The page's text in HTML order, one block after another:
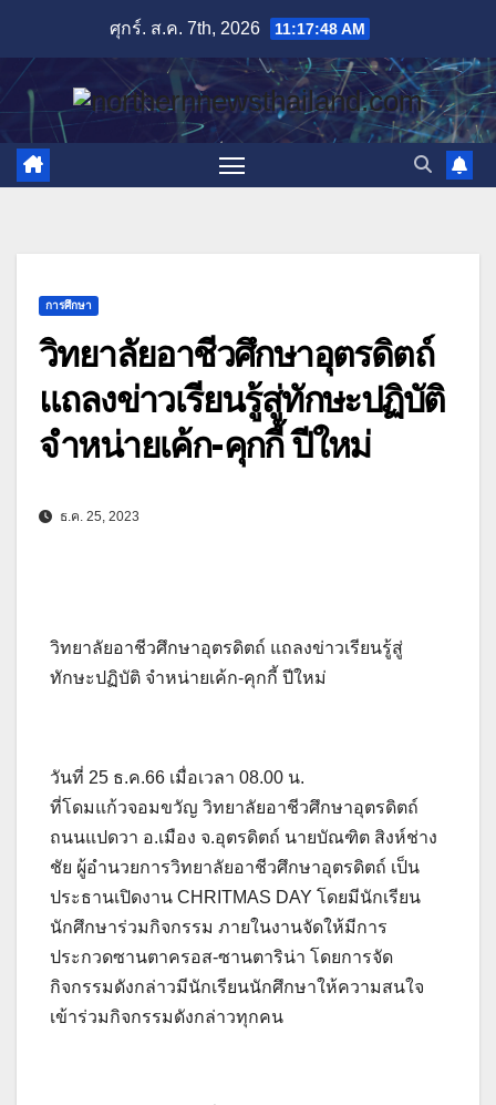
content
ศุกร์. ส.ค. 7th, 2026 11:17:49 AM
การศึกษา
วิทยาลัยอาชีวศึกษาอุตรดิตถ์
แถลงข่าวเรียนรู้สู่ทักษะปฏิบัติ
จำหน่ายเค้ก-คุกกี้ ปีใหม่
ธ.ค. 25, 2023
วิทยาลัยอาชีวศึกษาอุตรดิตถ์ แถลงข่าวเรียนรู้สู่
ทักษะปฏิบัติ จำหน่ายเค้ก-คุกกี้ ปีใหม่
วันที่ 25 ธ.ค.66 เมื่อเวลา 08.00 น.
ที่โดมแก้วจอมขวัญ วิทยาลัยอาชีวศึกษาอุตรดิตถ์
ถนนแปดวา อ.เมือง จ.อุตรดิตถ์ นายบัณฑิต สิงห์ช่าง
ชัย ผู้อำนวยการวิทยาลัยอาชีวศึกษาอุตรดิตถ์ เป็น
ประธานเปิดงาน CHRITMAS DAY โดยมีนักเรียน
นักศึกษาร่วมกิจกรรม ภายในงานจัดให้มีการ
ประกวดซานตาครอส-ซานตาริน่า โดยการจัด
กิจกรรมดังกล่าวมีนักเรียนนักศึกษาให้ความสนใจ
เข้าร่วมกิจกรรมดังกล่าวทุกคน